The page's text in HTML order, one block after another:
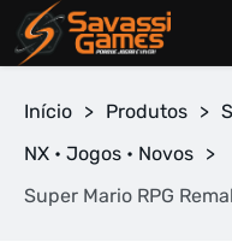
Início > Produtos >
NX • Jogos • Novos >
Super Mario RPG